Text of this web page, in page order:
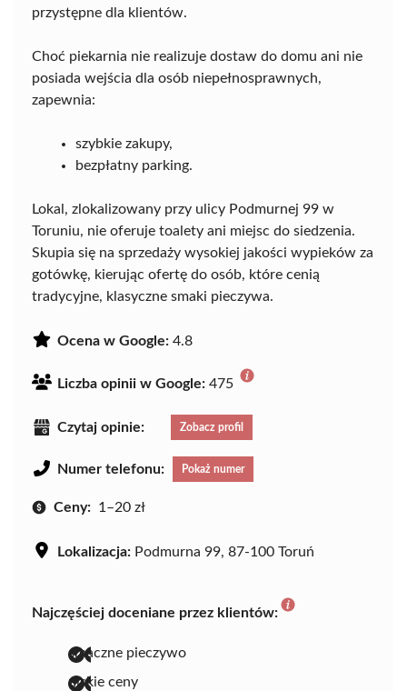
przystępne dla klientów.
Choć piekarnia nie realizuje dostaw do domu ani nie
posiada wejścia dla osób niepełnosprawnych,
zapewnia:
szybkie zakupy,
bezpłatny parking.
Lokal, zlokalizowany przy ulicy Podmurnej 99 w
Toruniu, nie oferuje toalety ani miejsc do siedzenia.
Skupia się na sprzedaży wysokiej jakości wypieków za
gotówkę, kierując ofertę do osób, które cenią
tradycyjne, klasyczne smaki pieczywa.
Ocena w Google: 4.8
Liczba opinii w Google: 475
Czytaj opinie: Zobacz profil
Numer telefonu: Pokaż numer
Ceny: 1–20 zł
Lokalizacja: Podmurna 99, 87-100 Toruń
Najczęściej doceniane przez klientów:
smaczne pieczywo
niskie ceny